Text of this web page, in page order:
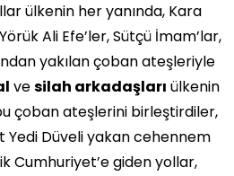
ülkenin her yanında, Kara
Ali Efe’ler, Sütçü İmam’lar,
yakılan çoban ateşleriyle
vesilah arkadaşları ülkenin
çoban ateşlerini birleştirdiler,
Düveli yakan cehennem
Cumhuriyet’e giden yollar,